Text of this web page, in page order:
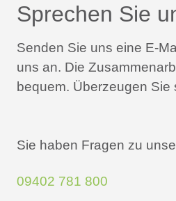
Sprechen Sie
Senden Sie uns eine E-
uns an. Die
bequem. Überzeugen Sie
Sie haben Fragen zu
09402 781 800